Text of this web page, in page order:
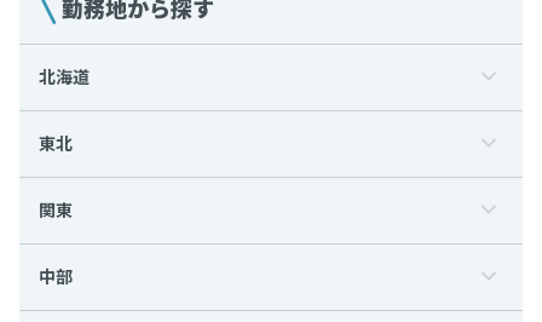
勤務地から探す
北海道
東北
関東
中部